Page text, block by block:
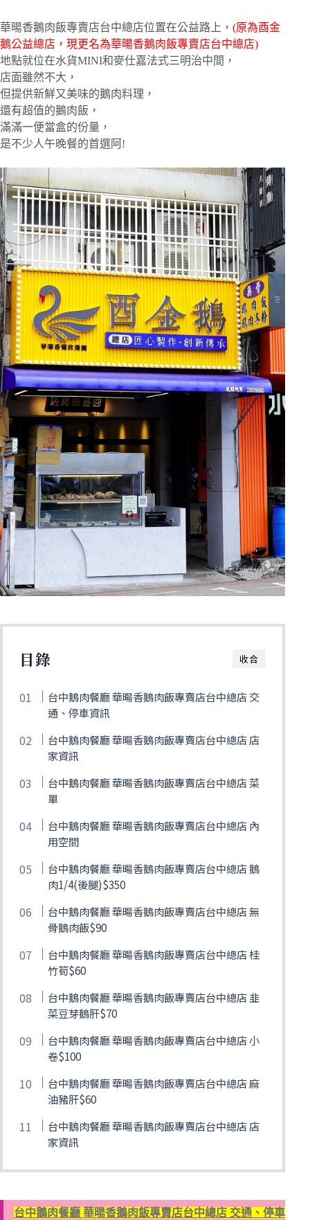
華暘香鵝肉飯專賣店台中總店位置在公益路上， (原為酉金
鵝公益總店，現更名為華暘香鵝肉飯專賣店台中總店)
地點就位在水貨MINI和麥仕嘉法式三明治中間，
店面雖然不大，
但提供新鮮又美味的鵝肉料理，
還有超值的鵝肉飯，
滿滿一便當盒的份量，
是不少人午晚餐的首選阿!
收合
目錄
台中鵝肉餐廳 華暘香鵝肉飯專賣店台中總店 交
通、停車資訊
台中鵝肉餐廳 華暘香鵝肉飯專賣店台中總店 店
家資訊
台中鵝肉餐廳 華暘香鵝肉飯專賣店台中總店 菜
單
台中鵝肉餐廳 華暘香鵝肉飯專賣店台中總店 內
用空間
台中鵝肉餐廳 華暘香鵝肉飯專賣店台中總店 鵝
肉1/4(後腿)$350
台中鵝肉餐廳 華暘香鵝肉飯專賣店台中總店 無
骨鵝肉飯$90
台中鵝肉餐廳 華暘香鵝肉飯專賣店台中總店 桂
竹筍$60
台中鵝肉餐廳 華暘香鵝肉飯專賣店台中總店 韭
菜豆芽鵝肝$70
台中鵝肉餐廳 華暘香鵝肉飯專賣店台中總店 小
卷$100
台中鵝肉餐廳 華暘香鵝肉飯專賣店台中總店 麻
油豬肝$60
台中鵝肉餐廳 華暘香鵝肉飯專賣店台中總店 店
家資訊
台中鵝肉餐廳 華暘香鵝肉飯專賣店台中總店 交通、停車